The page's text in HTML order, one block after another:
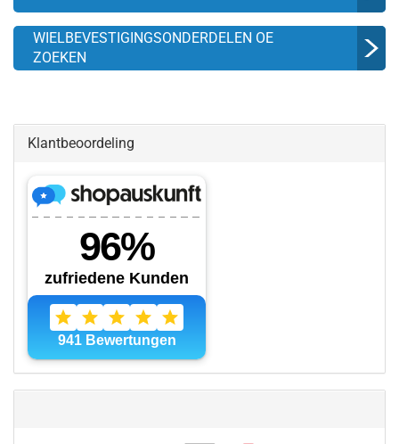
WIELBEVESTIGINGSONDERDELEN OE
ZOEKEN
Klantbeoordeling